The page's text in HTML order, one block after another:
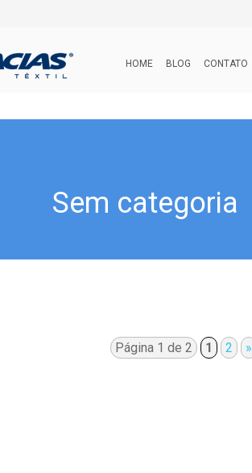
HOME BLOG CONTATO
Sem categoria
Página 1 de 2 1 2 »